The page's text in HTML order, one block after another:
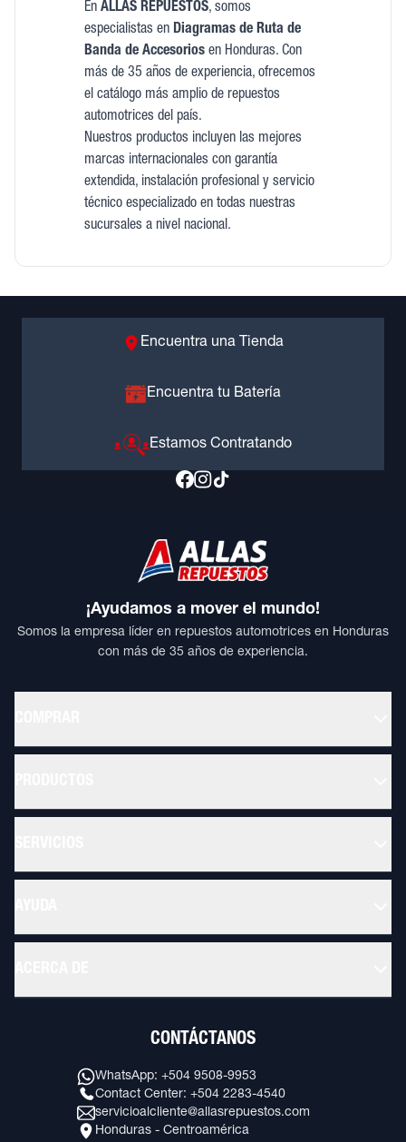
En ALLAS REPUESTOS, somos
especialistas en Diagramas de Ruta de
Banda de Accesoriosen Honduras. Con
más de 35 años de experiencia, ofrecemos
el catálogo más amplio de repuestos
automotrices del país.
Nuestros productos incluyen las mejores
marcas internacionales con garantía
extendida, instalación profesional y servicio
técnico especializado en todas nuestras
sucursales a nivel nacional.
Encuentra una Tienda
Encuentra tu Batería
Estamos Contratando
¡Ayudamos a mover el mundo!
Somos la empresa líder en repuestos automotrices en Honduras
con más de 35 años de experiencia.
CONTÁCTANOS
WhatsApp: +504 9508-9953
Contact Center: +504 2283-4540
servicioalcliente@allasrepuestos.com
Honduras - Centroamérica